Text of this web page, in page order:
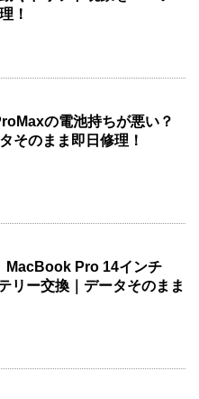
！
の電池持ちが悪い？
そのまま即日修理！
MacBook Pro 14インチ
リー交換｜データそのまま